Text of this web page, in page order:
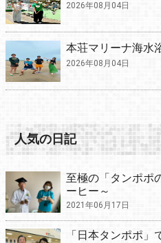
2026年08月04日
本荘マリーナ海水
2026年08月04日
人気の日記
至極の「タンポポ
ーヒー～
2021年06月17日
「日本タンポポ」